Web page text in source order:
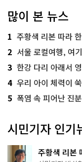
많이 본 뉴스
1 주황색 리본 따라 한강
2 서울 로컬여행, 여
3 한강 다리 아래서
4 우리 아이 체력이
5 폭염 속 피어난 진
시민기자 인기
주황색 리본